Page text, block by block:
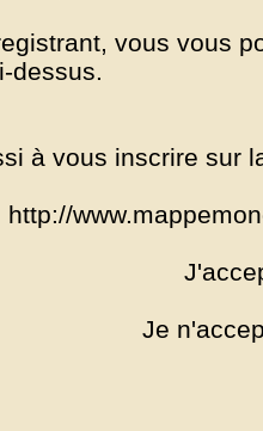
vous vous
dessus.
à vous inscrire sur
http://
Je